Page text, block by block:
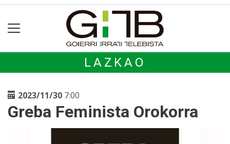
LAZKAO
2023/11/30 7:00
Greba Feminista Orokorra